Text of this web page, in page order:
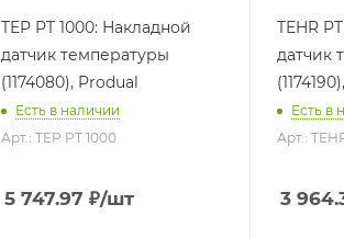
TEP PT 1000: Накладной
датчик температуры
(1174080), Produal
Есть в наличии
Арт.: TEP PT 1000
5 747.97 ₽/шт
TEHR
датчик
Есть в
Арт.:
3